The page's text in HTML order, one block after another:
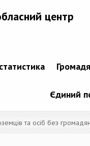
центр
Єдиний
та осіб без